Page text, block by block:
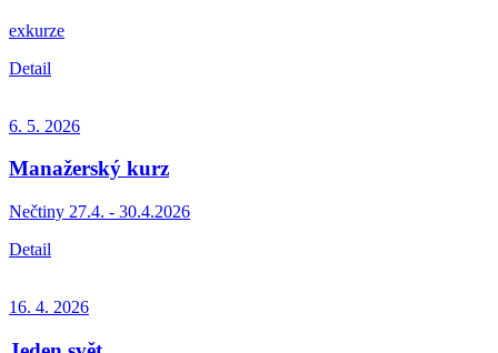
exkurze
Detail
6. 5. 2026
Manažerský kurz
Nečtiny 27.4. - 30.4.2026
Detail
16. 4. 2026